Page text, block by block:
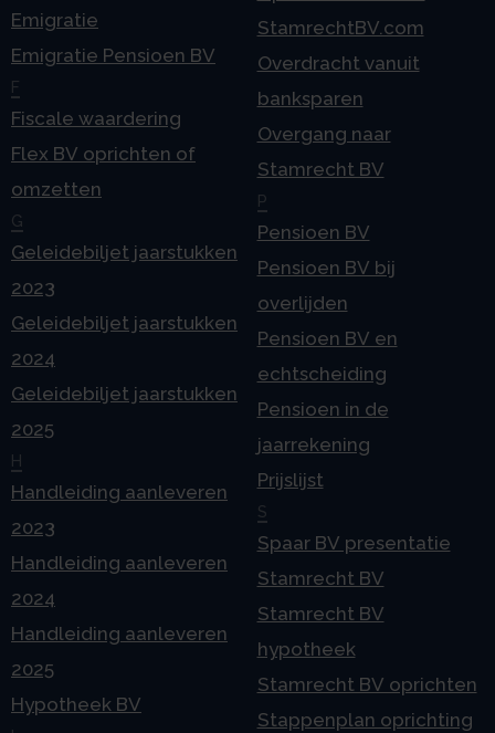
Emigratie
Emigratie Pensioen BV
F
Fiscale waardering
Flex BV oprichten of
omzetten
G
Geleidebiljet jaarstukken
2023
Geleidebiljet jaarstukken
2024
Geleidebiljet jaarstukken
2025
H
Handleiding aanleveren
2023
Handleiding aanleveren
2024
Handleiding aanleveren
2025
Hypotheek BV
StamrechtBV.com
Overdracht vanuit
banksparen
Overgang naar
Stamrecht BV
P
Pensioen BV
Pensioen BV bij
overlijden
Pensioen BV en
echtscheiding
Pensioen in de
jaarrekening
Prijslijst
S
Spaar BV presentatie
Stamrecht BV
Stamrecht BV
hypotheek
Stamrecht BV oprichten
Stappenplan oprichting